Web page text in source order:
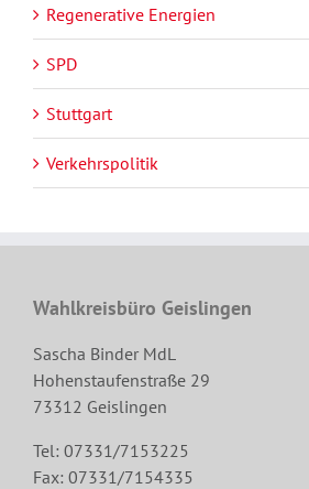
Regenerative Energien
SPD
Stuttgart
Verkehrspolitik
Wahlkreisbüro Geislingen
Sascha Binder MdL
Hohenstaufenstraße 29
73312 Geislingen
Tel: 07331/7153225
Fax: 07331/7154335